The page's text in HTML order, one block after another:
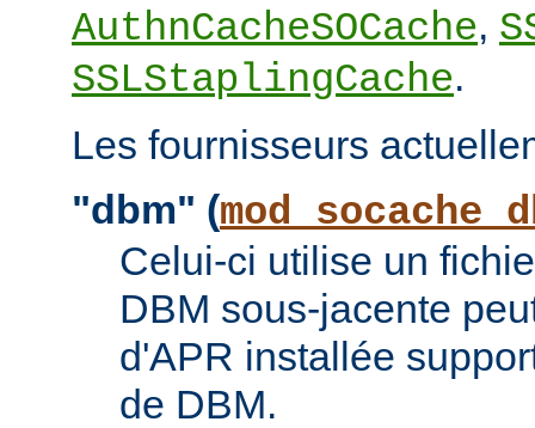
AuthnCacheSOCache,
SSLStaplingCache.
Les fournisseurs
"dbm" (
Celui-ci utilise un
DBM sous-jacente
d'APR installée
de DBM.